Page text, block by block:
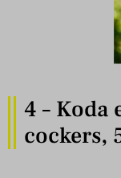
4 – Koda
cockers,